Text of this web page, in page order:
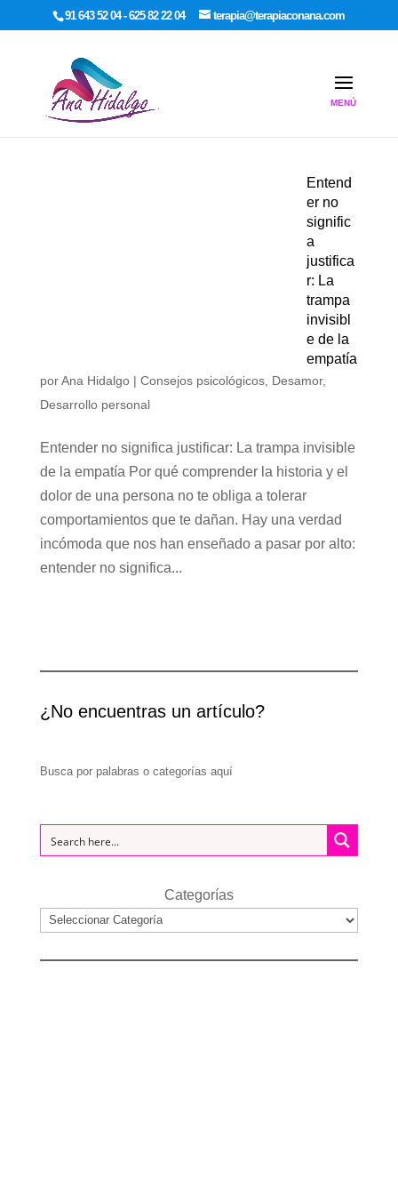
google-site-verification: google7dcda757e565a307.html
91 643 52 04 - 625 82 22 04 terapia@terapiaconana.com
Entend
er no
signific
a
justifica
r: La
trampa
invisibl
e de la
empatía
porAna Hidalgo| Consejos psicológicos, Desamor,
Desarrollo personal
Entender no significa justificar: La trampa invisible
de la empatía Por qué comprender la historia y el
dolor de una persona no te obliga a tolerar
comportamientos que te dañan. Hay una verdad
incómoda que nos han enseñado a pasar por alto:
entender no significa...
¿No encuentras un artículo?
Busca por palabras o categorías aquí
Categorías